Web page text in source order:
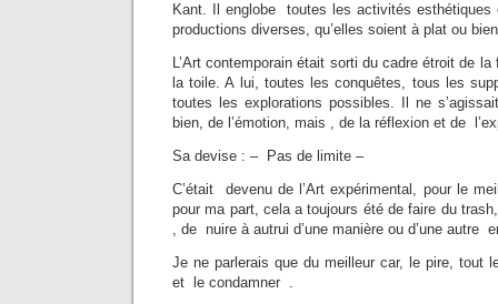
Kant. Il englobe toutes les activités esthétiques
productions diverses, qu’elles soient à plat ou
L’Art contemporain était sorti du cadre étroit de
la toile. A lui, toutes les conquêtes, tous les
toutes les explorations possibles. Il ne
bien, de l’émotion, mais , de la réflexion et de
Sa devise : – Pas de limite –
C’était devenu de l’Art expérimental, pour le
pour ma part, cela a toujours été de faire du
, de nuire à autrui d’une manière ou d’une autre
Je ne parlerais que du meilleur car, le pire, tout
et le condamner .